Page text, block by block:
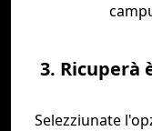
3. Ricuperà
Selezziunate